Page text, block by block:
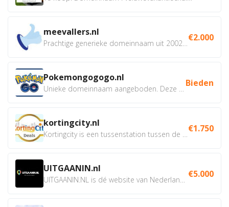
meevallers.nl €2.000
Pokemongogogo.nl Bieden
kortingcity.nl €1.750
UITGAANIN.nl €5.000